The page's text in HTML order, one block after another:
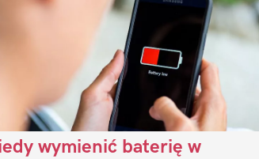
wymienić baterię w